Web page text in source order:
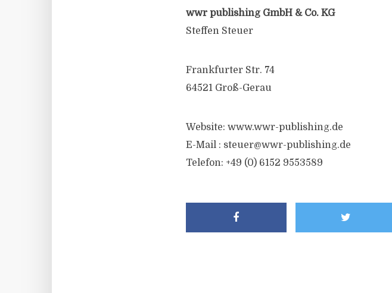
wwr publishing GmbH & Co. KG
Steffen Steuer
Frankfurter Str. 74
64521 Groß-Gerau
Website: www.wwr-publishing.de
E-Mail : steuer@wwr-publishing.de
Telefon: +49 (0) 6152 9553589